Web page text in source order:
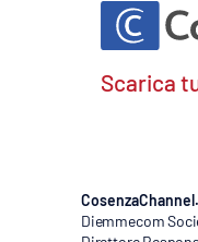
Scarica
Diemmecom